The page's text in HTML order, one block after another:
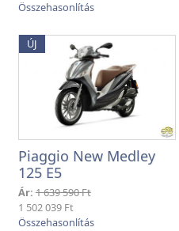
ÚJ
Piaggio New Medley
125 E5
Ár: 1 639 590 Ft
1 502 039 Ft